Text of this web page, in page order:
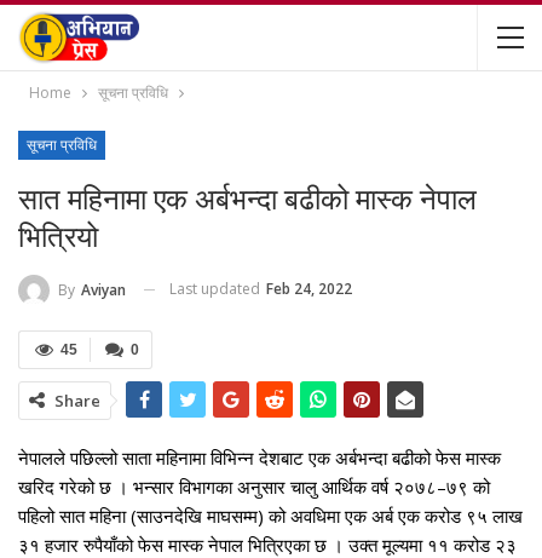
Home सूचना प्रविधि
सूचना प्रविधि
सात महिनामा एक अर्बभन्दा बढीको मास्क नेपाल
भित्रियो
By Aviyan Last updated Feb 24, 2022
0
45
Share
नेपालले पछिल्लो साता महिनामा विभिन्न देशबाट एक अर्बभन्दा बढीको फेस मास्क
खरिद गरेको छ । भन्सार विभागका अनुसार चालु आर्थिक वर्ष २०७८–७९ को
पहिलो सात महिना (साउनदेखि माघसम्म) को अवधिमा एक अर्ब एक करोड ९५ लाख
३१ हजार रुपैयाँको फेस मास्क नेपाल भित्रिएका छ । उक्त मूल्यमा ११ करोड २३